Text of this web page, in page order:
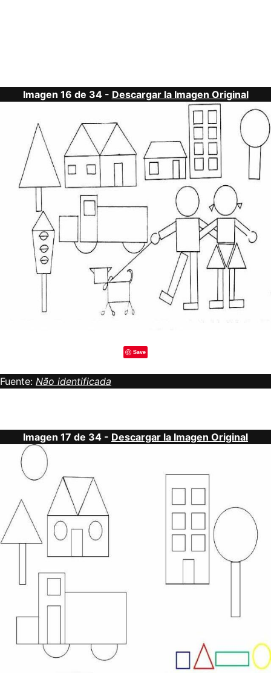
Imagen 16 de 34 - Descargar la Imagen Original
Save
Fuente: Não identificada
Imagen 17 de 34 - Descargar la Imagen Original